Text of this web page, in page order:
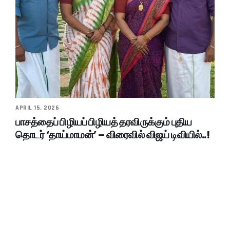
APRIL 15, 2026
பாசத்தைப் பிழியப் பிழியத் தரவிருக்கும் புதிய
தொடர் ‘தாய்மாமன்’ – விரைவில் விஜய் டிவியில்..!